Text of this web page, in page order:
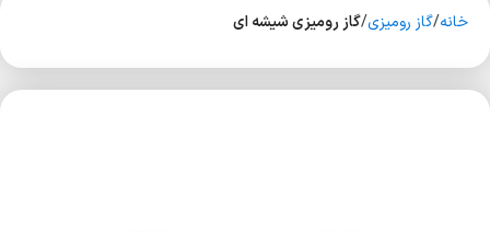
خانه گاز رومیزی گاز رومیزی شیشه ای